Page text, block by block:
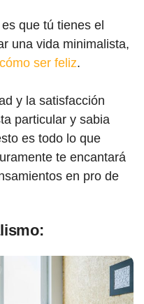
que tú tienes el
una vida minimalista,
cómo ser feliz.
y la satisfacción
particular y sabia
es todo lo que
te encantará
en pro de